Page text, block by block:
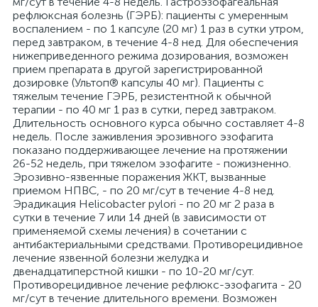
рефлюксная болезнь (ГЭРБ): пациенты с умеренным
воспалением - по 1 капсуле (20 мг) 1 раз в сутки утром,
перед завтраком, в течение 4-8 нед. Для обеспечения
нижеприведенного режима дозирования, возможен
прием препарата в другой зарегистрированной
дозировке (Ультоп® капсулы 40 мг). Пациенты с
тяжелым течение ГЭРБ, резистентной к обычной
терапии - по 40 мг 1 раз в сутки, перед завтраком.
Длительность основного курса обычно составляет 4-8
недель. После заживления эрозивного эзофагита
показано поддерживающее лечение на протяжении
26-52 недель, при тяжелом эзофагите - пожизненно.
Эрозивно-язвенные поражения ЖКТ, вызванные
приемом НПВС, - по 20 мг/сут в течение 4-8 нед.
Эрадикация Helicobacter pylori - по 20 мг 2 раза в
сутки в течение 7 или 14 дней (в зависимости от
применяемой схемы лечения) в сочетании с
антибактериальными средствами. Противорецидивное
лечение язвенной болезни желудка и
двенадцатиперстной кишки - по 10-20 мг/сут.
Противорецидивное лечение рефлюкс-эзофагита - 20
мг/сут в течение длительного времени. Возможен